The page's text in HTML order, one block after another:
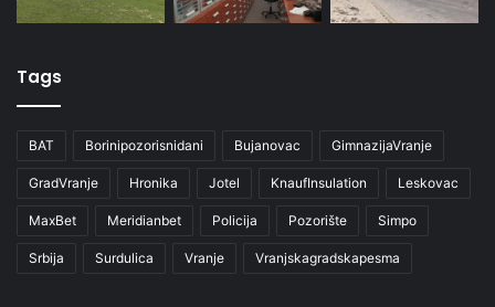
Tags
BAT Borinipozorisnidani Bujanovac GimnazijaVranje
GradVranje Hronika Jotel KnaufInsulation Leskovac
MaxBet Meridianbet Policija Pozorište Simpo
Srbija Surdulica Vranje Vranjskagradskapesma